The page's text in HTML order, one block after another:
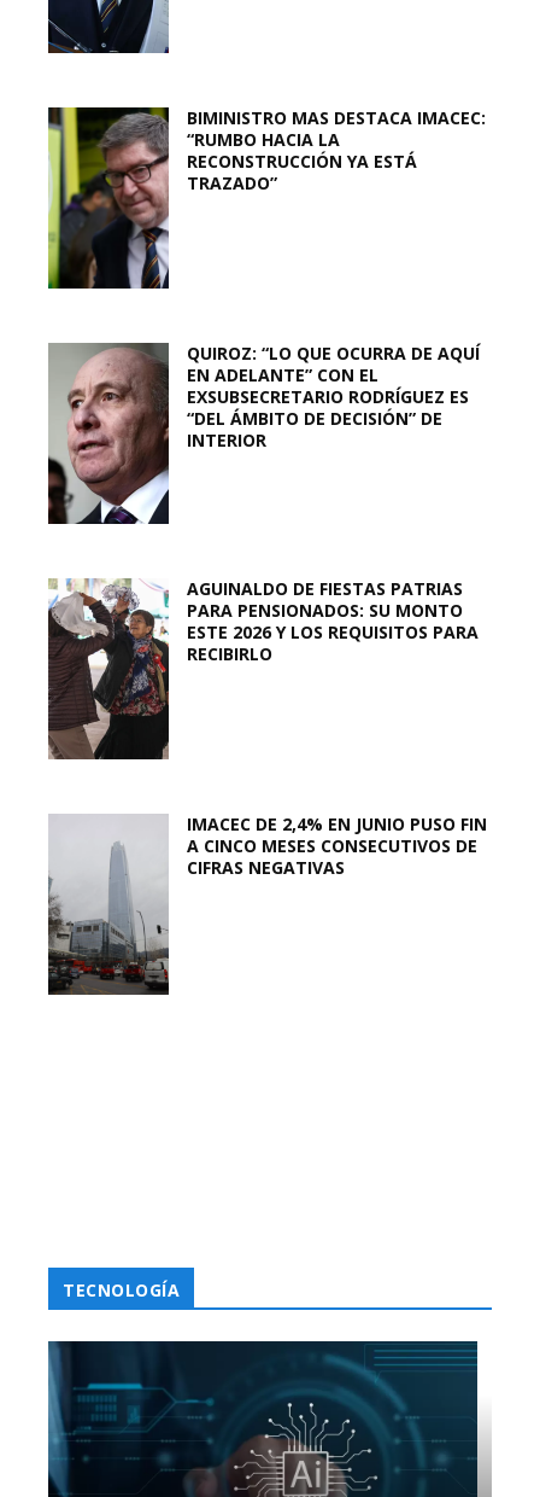
BIMINISTRO MAS DESTACA IMACEC:
“RUMBO HACIA LA
RECONSTRUCCIÓN YA ESTÁ
TRAZADO”
QUIROZ: “LO QUE OCURRA DE AQUÍ
EN ADELANTE” CON EL
EXSUBSECRETARIO RODRÍGUEZ ES
“DEL ÁMBITO DE DECISIÓN” DE
INTERIOR
AGUINALDO DE FIESTAS PATRIAS
PARA PENSIONADOS: SU MONTO
ESTE 2026 Y LOS REQUISITOS PARA
RECIBIRLO
IMACEC DE 2,4% EN JUNIO PUSO FIN
A CINCO MESES CONSECUTIVOS DE
CIFRAS NEGATIVAS
TECNOLOGÍA